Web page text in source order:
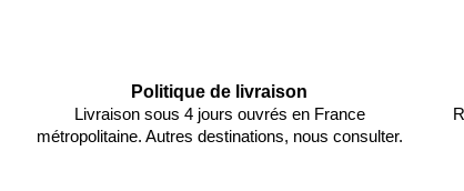
Politique de livraison
Livraison sous 4 jours ouvrés en France
métropolitaine. Autres destinations, nous consulter.